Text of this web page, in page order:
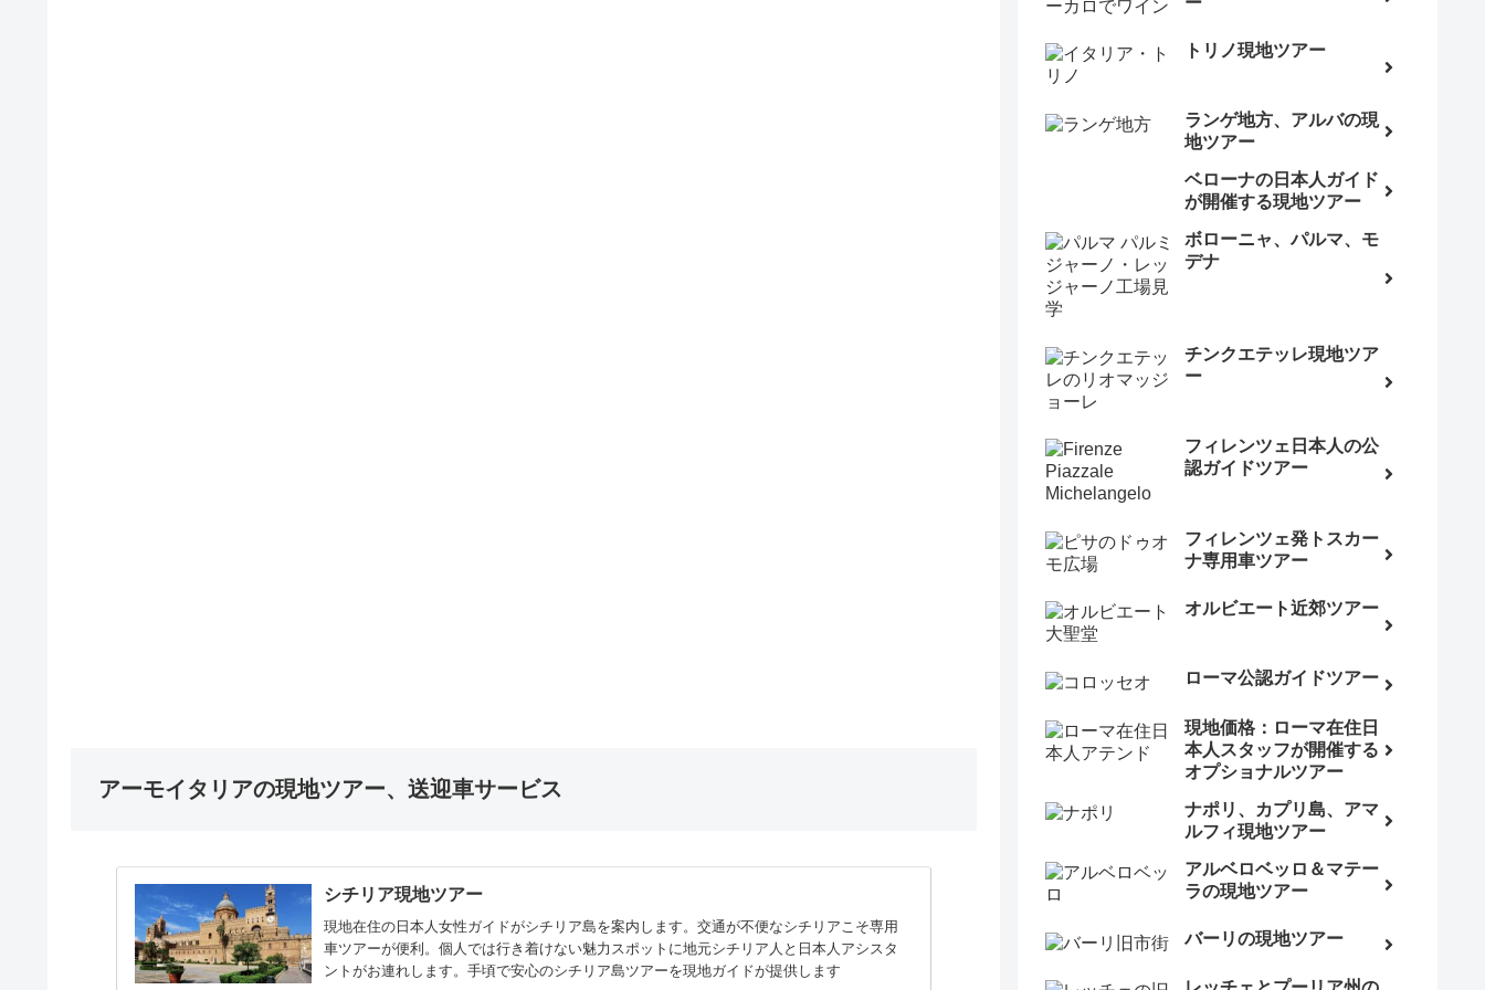
アーモイタリアの現地ツアー、送迎車サービス
シチリア現地ツアー
現地在住の日本人女性ガイドがシチリア島を案内します。交通が不便なシチリアこそ専用
車ツアーが便利。個人では行き着けない魅力スポットに地元シチリア人と日本人アシスタ
ントがお連れします。手頃で安心のシチリア島ツアーを現地ガイドが提供します
トリノ現地ツアー
ランゲ地方、アルバの現
地ツアー
ベローナの日本人ガイド
が開催する現地ツアー
ボローニャ、パルマ、モ
デナ
チンクエテッレ現地ツア
ー
フィレンツェ日本人の公
認ガイドツアー
フィレンツェ発トスカー
ナ専用車ツアー
オルビエート近郊ツアー
ローマ公認ガイドツアー
現地価格：ローマ在住日
本人スタッフが開催する
オプショナルツアー
ナポリ、カプリ島、アマ
ルフィ現地ツアー
アルベロベッロ＆マテー
ラの現地ツアー
バーリの現地ツアー